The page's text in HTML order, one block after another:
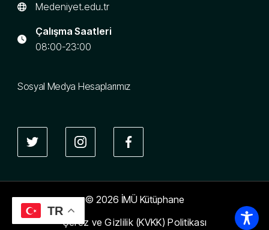
Medeniyet.edu.tr
Çalışma Saatleri
08:00-23:00
Sosyal Medya Hesaplarımız
© 2026 İMÜ Kütüphane
Çerez ve Gizlilik (KVKK) Politikası
TR